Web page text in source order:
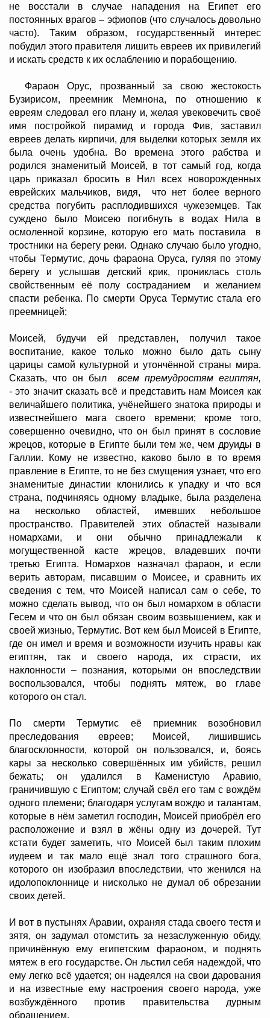
не восстали в случае нападения на Египет его
постоянных врагов – эфиопов (что случалось довольно
часто). Таким образом, государственный интерес
побудил этого правителя лишить евреев их привилегий
и искать средств к их ослаблению и порабощению.
Фараон Орус, прозванный за свою жестокость
Бузирисом, преемник Мемнона, по отношению к
евреям следовал его плану и, желая увековечить своё
имя постройкой пирамид и города Фив, заставил
евреев делать кирпичи, для выделки которых земля их
была очень удобна. Во времена этого рабства и
родился знаменитый Моисей, в тот самый год, когда
царь приказал бросить в Нил всех новорожденных
еврейских мальчиков, видя, что нет более верного
средства погубить расплодившихся чужеземцев. Так
суждено было Моисею погибнуть в водах Нила в
осмоленной корзине, которую его мать поставила в
тростники на берегу реки. Однако случаю было угодно,
чтобы Термутис, дочь фараона Оруса, гуляя по этому
берегу и услышав детский крик, прониклась столь
свойственным её полу состраданием и желанием
спасти ребенка. По смерти Оруса Термутис стала его
преемницей;
Моисей, будучи ей представлен, получил такое
воспитание, какое только можно было дать сыну
царицы самой культурной и утончённой страны мира.
Сказать, что он был
всем премудростям египтян,
- это значит сказать всё и представить нам Моисея как
величайшего политика, учёнейшего знатока природы и
известнейшего мага своего времени; кроме того,
совершенно очевидно, что он был принят в сословие
жрецов, которые в Египте были тем же, чем друиды в
Галлии. Кому не известно, каково было в то время
правление в Египте, то не без смущения узнает, что его
знаменитые династии клонились к упадку и что вся
страна, подчиняясь одному владыке, была разделена
на несколько областей, имевших небольшое
пространство. Правителей этих областей называли
номархами, и они обычно принадлежали к
могущественной касте жрецов, владевших почти
третью Египта. Номархов назначал фараон, и если
верить авторам, писавшим о Моисее, и сравнить их
сведения с тем, что Моисей написал сам о себе, то
можно сделать вывод, что он был номархом в области
Гесем и что он был обязан своим возвышением, как и
своей жизнью, Термутис. Вот кем был Моисей в Египте,
где он имел и время и возможности изучить нравы как
египтян, так и своего народа, их страсти, их
наклонности – познания, которыми он впоследствии
воспользовался, чтобы поднять мятеж, во главе
которого он стал.
По смерти Термутис её приемник возобновил
преследования евреев; Моисей, лишившись
благосклонности, которой он пользовался, и, боясь
кары за несколько совершённых им убийств, решил
бежать; он удалился в Каменистую Аравию,
граничившую с Египтом; случай свёл его там с вождём
одного племени; благодаря услугам вождю и талантам,
которые в нём заметил господин, Моисей приобрёл его
расположение и взял в жёны одну из дочерей. Тут
кстати будет заметить, что Моисей был таким плохим
иудеем и так мало ещё знал того страшного бога,
которого он изобразил впоследствии, что женился на
идолопоклоннице и нисколько не думал об обрезании
своих детей.
И вот в пустынях Аравии, охраняя стада своего тестя и
зятя, он задумал отомстить за незаслуженную обиду,
причинённую ему египетским фараоном, и поднять
мятеж в его государстве. Он льстил себя надеждой, что
ему легко всё удается; он надеялся на свои дарования
и на известные ему настроения своего народа, уже
возбуждённого против правительства дурным
обращением.